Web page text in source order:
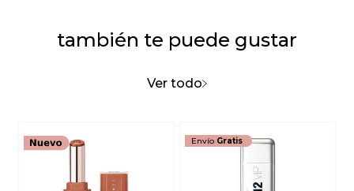
también te puede gustar
Ver todo
Envío Gratis